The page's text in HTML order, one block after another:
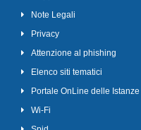
Note Legali
Privacy
Attenzione al phishing
Elenco siti tematici
Portale OnLine delle Istanze
Wi-Fi